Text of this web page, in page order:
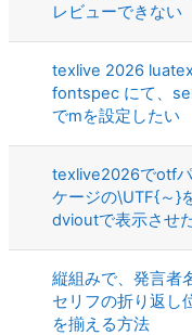
レビューできない
texlive 2026
fontspec にて、
でmを設定したい
texlive2026でotf
ケージの\UTF{～}
dvioutで表示させ
縦組みで、発言者
セリフの折り返し
を揃える方法